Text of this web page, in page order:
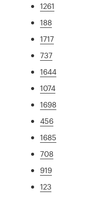
1261
188
1717
737
1644
1074
1698
456
1685
708
919
123